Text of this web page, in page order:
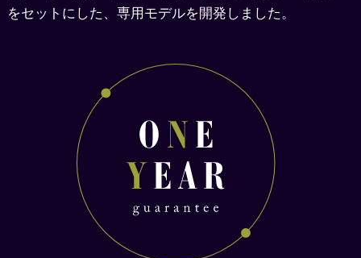
をセットにした、専用モデルを開発しました。